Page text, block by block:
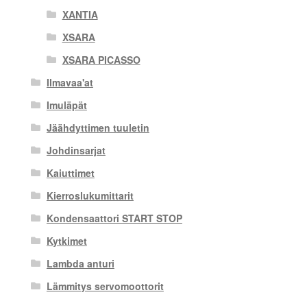
XANTIA
XSARA
XSARA PICASSO
Ilmavaa'at
Imuläpät
Jäähdyttimen tuuletin
Johdinsarjat
Kaiuttimet
Kierroslukumittarit
Kondensaattori START STOP
Kytkimet
Lambda anturi
Lämmitys servomoottorit